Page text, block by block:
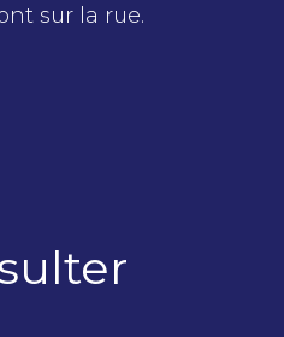
sur la rue.